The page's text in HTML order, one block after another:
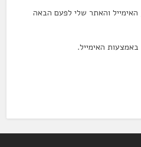
והאתר שלי לפעם הבאה
באמצעות האימייל.